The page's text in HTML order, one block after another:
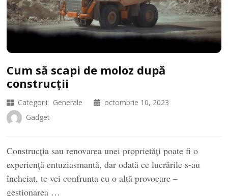
Cum să scapi de moloz după
construcții
Categorii: Generale
octombrie 10, 2023
Gadget
Construcția sau renovarea unei proprietăți poate fi o
experiență entuziasmantă, dar odată ce lucrările s-au
încheiat, te vei confrunta cu o altă provocare –
gestionarea …